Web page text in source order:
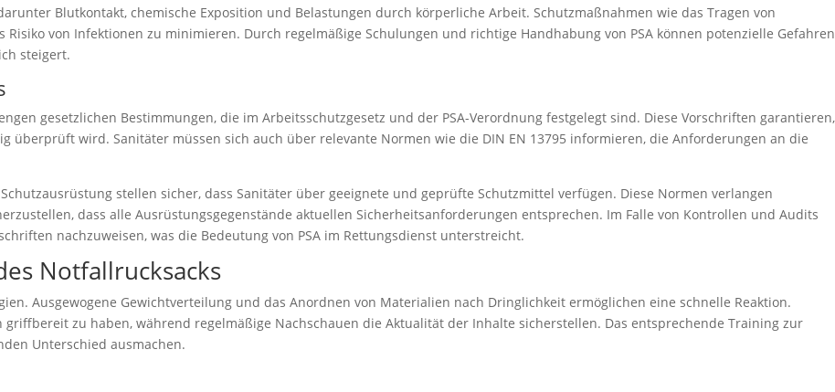
Blutkontakt, chemische Exposition und Belastungen durch körperliche Arbeit. Schutzmaßnahmen wie das Tragen von
von Infektionen zu minimieren. Durch regelmäßige Schulungen und richtige Handhabung von PSA können potenzielle Gefahren
steigert.
gesetzlichen Bestimmungen, die im Arbeitsschutzgesetz und der PSA-Verordnung festgelegt sind. Diese Vorschriften garantieren,
überprüft wird. Sanitäter müssen sich auch über relevante Normen wie die DIN EN 13795 informieren, die Anforderungen an die
stellen sicher, dass Sanitäter über geeignete und geprüfte Schutzmittel verfügen. Diese Normen verlangen
dass alle Ausrüstungsgegenstände aktuellen Sicherheitsanforderungen entsprechen. Im Falle von Kontrollen und Audits
nachzuweisen, was die Bedeutung von PSA im Rettungsdienst unterstreicht.
Notfallrucksacks
Ausgewogene Gewichtverteilung und das Anordnen von Materialien nach Dringlichkeit ermöglichen eine schnelle Reaktion.
zu haben, während regelmäßige Nachschauen die Aktualität der Inhalte sicherstellen. Das entsprechende Training zur
Unterschied ausmachen.